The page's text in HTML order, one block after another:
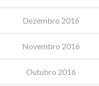
Dezembro 2016
Novembro 2016
Outubro 2016